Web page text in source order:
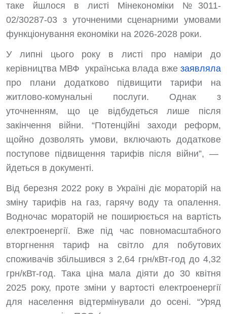
таке йшлося в листі Мінекономіки №3011-
02/30287-03 з уточненими сценарними умовами
функціонування економіки на 2026-2028 роки.
У липні цього року в листі про наміри до
керівництва МВФ українська влада вже заявляла
про плани додатково підвищити тарифи на
житлово-комунальні послуги. Однак з
уточненням, що це відбудеться лише після
закінчення війни. “Потенційні заходи реформ,
щойно дозволять умови, включають додаткове
поступове підвищення тарифів після війни”, —
йдеться в документі.
Від березня 2022 року в Україні діє мораторій на
зміну тарифів на газ, гарячу воду та опалення.
Водночас мораторій не поширюється на вартість
електроенергії. Вже під час повномасштабного
вторгнення тариф на світло для побутових
споживачів збільшився з 2,64 грн/кВт-год до 4,32
грн/кВт-год. Така ціна мала діяти до 30 квітня
2025 року, проте зміни у вартості електроенергії
для населення відтермінували до осені. “Уряд